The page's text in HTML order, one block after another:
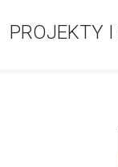
PROJEKTY